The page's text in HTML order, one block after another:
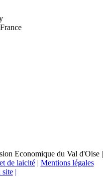
Economique du Val d'Oise |
de laicité| Mentions légales
site |